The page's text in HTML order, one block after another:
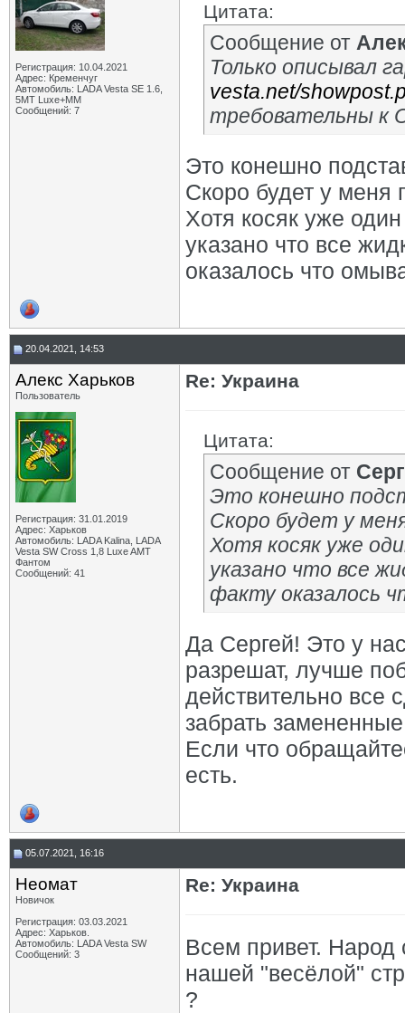
Регистрация: 10.04.2021
Адрес: Кременчуг
Автомобиль: LADA Vesta SE 1.6,
5МТ Luxe+MM
Сообщений: 7
Цитата:
Сообщение от
Только описывал
vesta.net/
требовательны к
Это конешно
Скоро будет у меня
Хотя косяк уже
указано что все
оказалось что
20.04.2021, 14:53
Алекс Харьков
Пользователь
Регистрация: 31.01.2019
Адрес: Харьков
Автомобиль: LADA Kalina, LADA
Vesta SW Cross 1,8 Luxe AMT
Фантом
Сообщений: 41
Re: Украина
Цитата:
Сообщение от
Это конешно
Скоро будет у
Хотя косяк уже
указано что все
факту оказалось
Да Сергей! Это у
разрешат, лучше
действительно все
забрать
Если что
есть.
05.07.2021, 16:16
Неомат
Новичок
Регистрация: 03.03.2021
Адрес: Харьков.
Автомобиль: LADA Vesta SW
Сообщений: 3
Re: Украина
Всем привет. Народ
нашей "весёлой"
?